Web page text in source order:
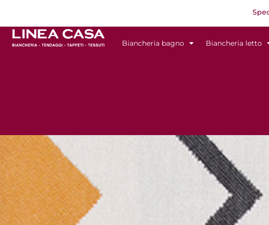
contenuto
Biancheria bagno Biancheria letto